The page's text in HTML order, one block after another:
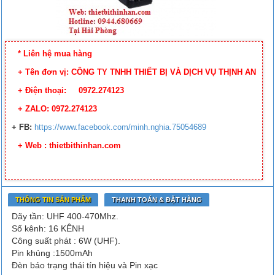
* Liên hệ mua hàng
+ Tên đơn vị: CÔNG TY TNHH THIẾT BỊ VÀ DỊCH VỤ THỊNH AN
+ Điện thoại: 0972.274123
+ ZALO: 0972.274123
+ FB: https://www.facebook.com/minh.nghia.75054689
+ Web : thietbithinhan.com
THÔNG TIN SẢN PHẨM THANH TOÁN & ĐẶT HÀNG
Dãy tần: UHF 400-470Mhz.
Số kênh: 16 KÊNH
Công suất phát : 6W (UHF).
Pin khủng :1500mAh
Đèn báo trạng thái tín hiệu và Pin xạc